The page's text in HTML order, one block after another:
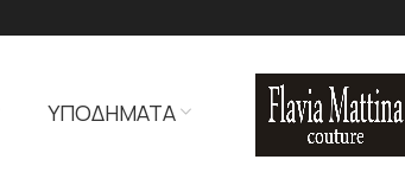
ΥΠΟΔΗΜΑΤΑ